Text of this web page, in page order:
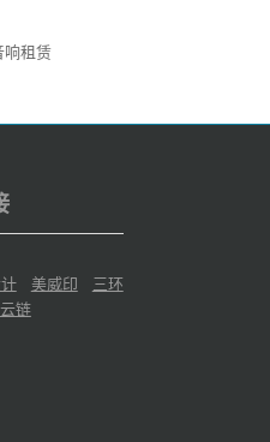
响租赁
美威印
三环
链